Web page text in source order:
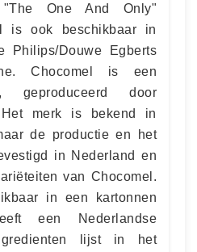
"The One And Only"
is ook beschikbaar in
Philips/Douwe Egberts
Chocomel is een
geproduceerd door
Het merk is bekend in
de productie en het
in Nederland en
van Chocomel.
in een kartonnen
een Nederlandse
lijst in het